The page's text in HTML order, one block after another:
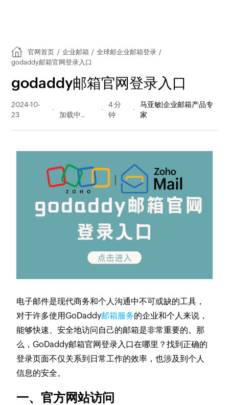
官网首页 / 企业邮箱 / 全球邮企业邮箱登录 /
godaddy邮箱官网登录入口
godaddy邮箱官网登录入口
2024-10-
23
量
4 分
钟
马亚敏|企业邮箱产品专
家
电子邮件是现代商务和个人沟通中不可或缺的工具，
对于许多使用GoDaddy邮箱服务的企业和个人来说，
能够快速、安全地访问自己的邮箱是非常重要的。那
么，GoDaddy邮箱官网登录入口在哪里？找到正确的
登录页面不仅关系到日常工作的效率，也涉及到个人
信息的安全。
一、官方网站访问